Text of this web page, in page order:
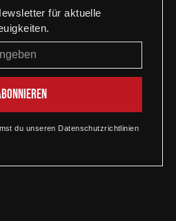
für aktuelle
du unseren Datenschutzrichtlinien